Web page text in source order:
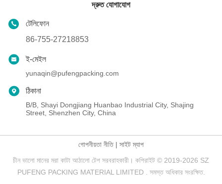
দ্রুত যোগাযোগ
টেলিফোন
86-755-27218853
ই-মেইল
yunaqin@pufengpacking.com
ঠিকানা
B/B, Shayi Dongjiang Huanbao Industrial City, Shajing
Street, Shenzhen City, China
গোপনীয়তা নীতি| সাইট ম্যাপ
চীন ভালো মানের মরা কাটা আঠালো টেপ সরবরাহকারী। কপিরাইট © 2019-2026 SZ
PUFENG PACKING MATERIAL LIMITED . সমস্ত অধিকার সংরক্ষিত.